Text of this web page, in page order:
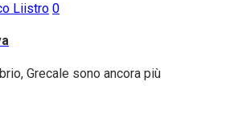
Liistro 0
Grecale sono ancora più